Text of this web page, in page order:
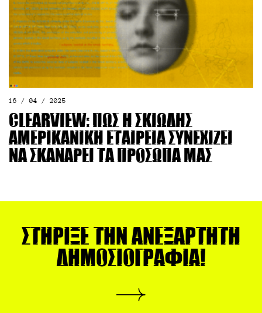
16 / 04 / 2025
Clearview: Πώς η σκιώδης
αμερικανική εταιρεία συνεχίζει
να σκανάρει τα πρόσωπά μας
Στήριξε την ανεξάρτητη
δημοσιογραφία!